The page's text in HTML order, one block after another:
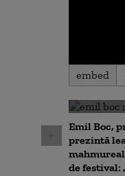
0
seconds
0
seconds
90%
embed
Emil Boc,
prezintă
de festival: